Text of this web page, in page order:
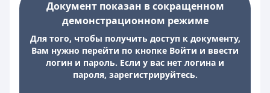
Документ показан в сокращенном
демонстрационном режиме
Для того, чтобы получить доступ к документу,
Вам нужно перейти по кнопке Войти и ввести
логин и пароль. Если у вас нет логина и
пароля, зарегистрируйтесь.